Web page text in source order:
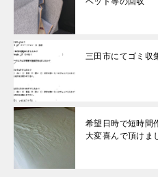
三田市にてゴミ
希望日時で短時間
大変喜んで頂けま